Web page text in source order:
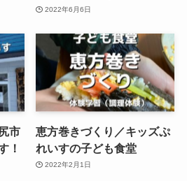
2022年6月6日
市
！
恵方巻きづくり／キッズぷ
れいすの子ども食堂
2022年2月1日